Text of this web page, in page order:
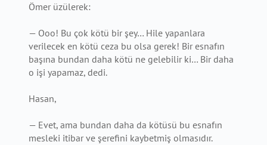
Ömer üzülerek:
— Ooo! Bu çok kötü bir şey… Hile yapanlara
verilecek en kötü ceza bu olsa gerek! Bir esnafın
başına bundan daha kötü ne gelebilir ki… Bir daha
o işi yapamaz, dedi.
Hasan,
— Evet, ama bundan daha da kötüsü bu esnafın
mesleki itibar ve şerefini kaybetmiş olmasıdır.